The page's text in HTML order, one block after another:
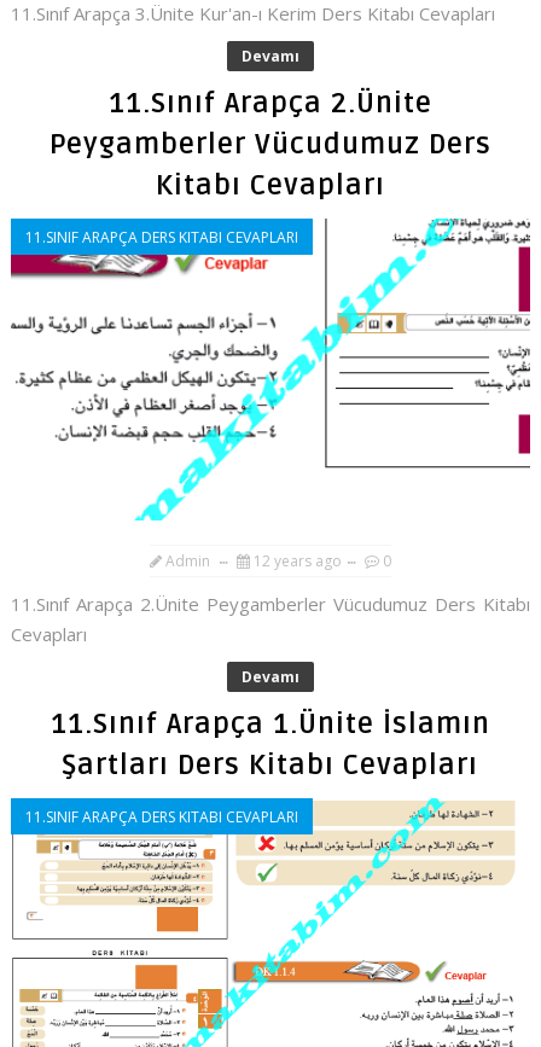
11.Sınıf Arapça 3.Ünite Kur'an-ı Kerim Ders Kitabı Cevapları
Devamı
11.Sınıf Arapça 2.Ünite
Peygamberler Vücudumuz Ders
Kitabı Cevapları
11.SINIF ARAPÇA DERS KITABI CEVAPLARI
Admin 12 years ago 0
11.Sınıf Arapça 2.Ünite Peygamberler Vücudumuz Ders Kitabı
Cevapları
Devamı
11.Sınıf Arapça 1.Ünite İslamın
Şartları Ders Kitabı Cevapları
11.SINIF ARAPÇA DERS KITABI CEVAPLARI